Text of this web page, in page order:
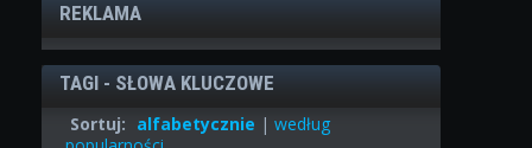
REKLAMA
TAGI - SŁOWA KLUCZOWE
Sortuj: alfabetycznie | według